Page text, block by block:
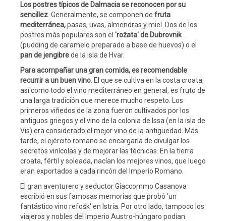
Los postres típicos de Dalmacia se reconocen por su
sencillez . Generalmente, se componen de fruta
mediterránea,pasas, uvas, almendras y miel. Dos de los
postres más populares son el 'rožata' de Dubrovnik
(pudding de caramelo preparado a base de huevos) o el
pan de jengibrede la isla de Hvar.
Para acompañar una gran comida, es recomendable
recurrir a un buen vino . El que se cultiva en la costa croata,
así como todo el vino mediterráneo en general, es fruto de
una larga tradición que merece mucho respeto. Los
primeros viñedos de la zona fueron cultivados por los
antiguos griegos y el vino de la colonia de Issa (en la isla de
Vis) era considerado el mejor vino de la antigüedad. Más
tarde, el ejército romano se encargaría de divulgar los
secretos vinícolas y de mejorar las técnicas. En la tierra
croata, fértil y soleada, nacían los mejores vinos, que luego
eran exportados a cada rincón del Imperio Romano.
El gran aventurero y seductor Giaccommo Casanova
escribió en sus famosas memorias que probó 'un
fantástico vino refošk' en Istria. Por otro lado, tampoco los
viajeros y nobles del Imperio Austro-húngaro podían